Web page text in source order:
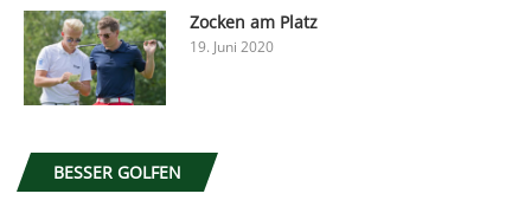
Zocken am Platz
19. Juni 2020
BESSER GOLFEN